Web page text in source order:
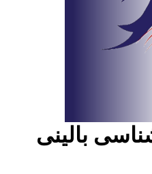
بالینی